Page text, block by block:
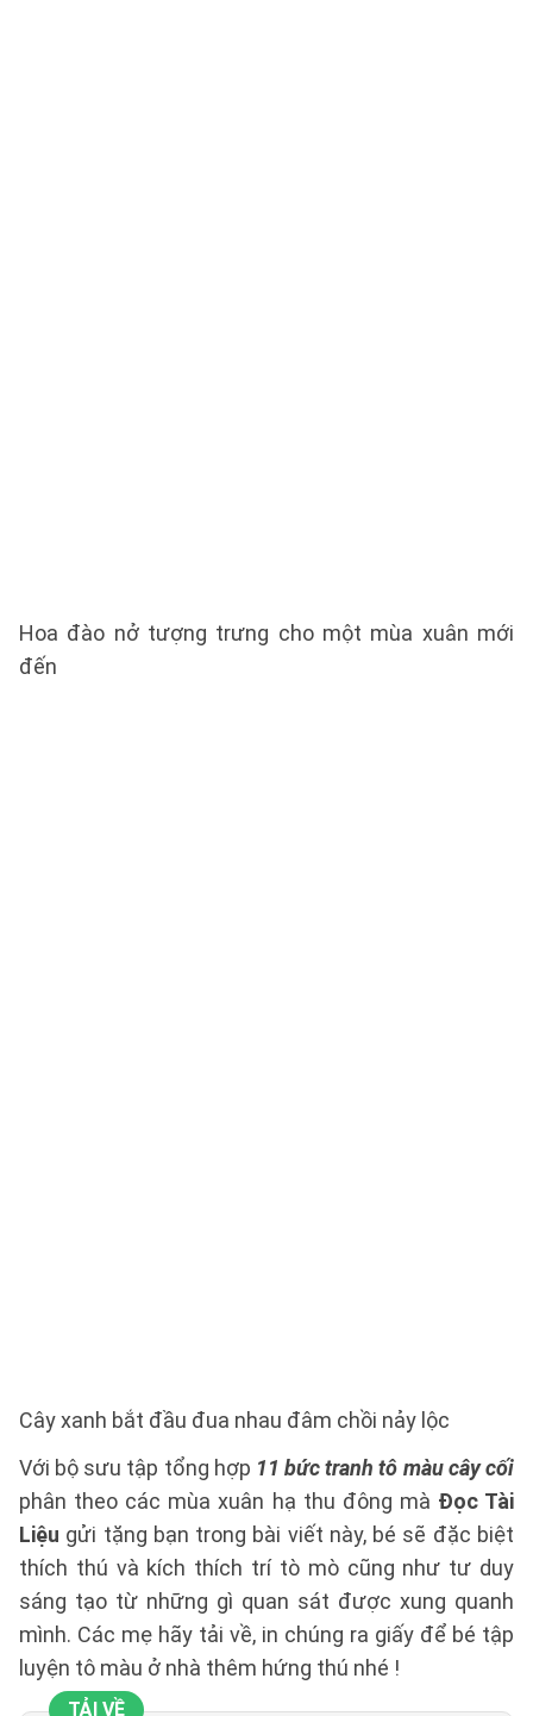
Hoa đào nở tượng trưng cho một mùa xuân mới
đến
Cây xanh bắt đầu đua nhau đâm chồi nảy lộc
Với bộ sưu tập tổng hợp 11 bức tranh tô màu cây cối
phân theo các mùa xuân hạ thu đông mà Đọc Tài
Liệu gửi tặng bạn trong bài viết này, bé sẽ đặc biệt
thích thú và kích thích trí tò mò cũng như tư duy
sáng tạo từ những gì quan sát được xung quanh
mình. Các mẹ hãy tải về, in chúng ra giấy để bé tập
luyện tô màu ở nhà thêm hứng thú nhé !
TẢI VỀ